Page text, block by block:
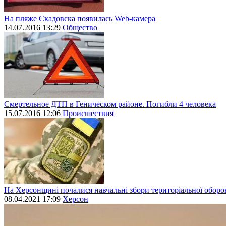
На пляже Скадовска появилась Web-камера
14.07.2016 13:29 Общество
Смертельное ДТП в Геническом районе. Погибли 4 человека
15.07.2016 12:06 Происшествия
На Херсонщині почалися навчальні збори територіальної
08.04.2021 17:09 Херсон